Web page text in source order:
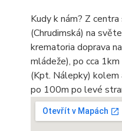
Kudy k nám? Z centra
(Chrudimská) na
krematoria doprava
mládeže), po cca
(Kpt. Nálepky) kolem
po 100m po levé